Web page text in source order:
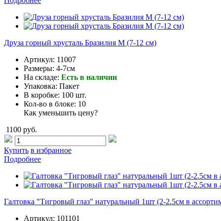
Друза горный хрусталь Бразилия M (7-12 см)
Артикул: 11007
Размеры: 4-7см
На складе: Есть в наличии
Упаковка: Пакет
В коробке: 100 шт.
Кол-во в блоке: 10
Как уменьшить цену?
1100 руб.
Купить в избранное
Подробнее
Галтовка "Тигровый глаз" натуральный 1шт (2-2.5см в
Артикул: 101101